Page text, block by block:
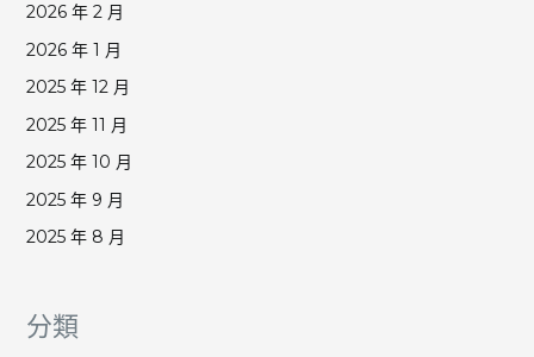
2026 年 2 月
2026 年 1 月
2025 年 12 月
2025 年 11 月
2025 年 10 月
2025 年 9 月
2025 年 8 月
分類